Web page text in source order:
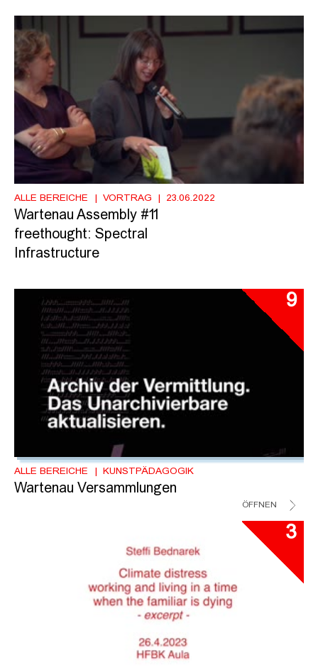
ALLE BEREICHE VORTRAG 23.06.2022
Wartenau Assembly #11
freethought: Spectral
Infrastructure
9
ALLE BEREICHE KUNSTPÄDAGOGIK
Wartenau Versammlungen
ÖFFNEN
3